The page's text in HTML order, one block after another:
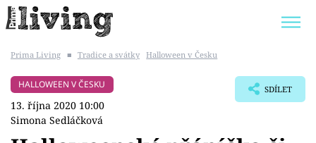
BYDLENÍ SLAVNÝCH
Prima Living ■ Tradice a svátky Halloween v Česku
HALLOWEEN V ČESKU
13. října 2020 10:00
Simona Sedláčková
SDÍLET